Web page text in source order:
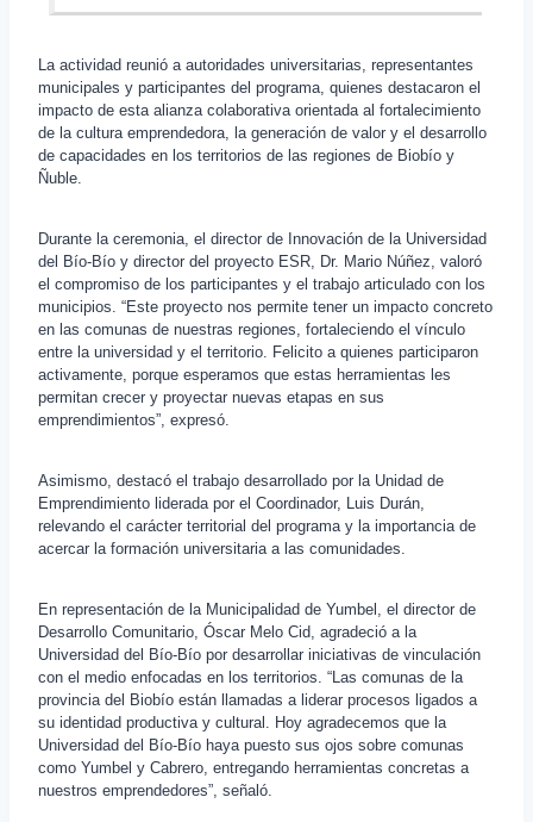
La actividad reunió a autoridades universitarias, representantes
municipales y participantes del programa, quienes destacaron el
impacto de esta alianza colaborativa orientada al fortalecimiento
de la cultura emprendedora, la generación de valor y el desarrollo
de capacidades en los territorios de las regiones de Biobío y
Ñuble.
Durante la ceremonia, el director de Innovación de la Universidad
del Bío-Bío y director del proyecto ESR, Dr. Mario Núñez, valoró
el compromiso de los participantes y el trabajo articulado con los
municipios. “Este proyecto nos permite tener un impacto concreto
en las comunas de nuestras regiones, fortaleciendo el vínculo
entre la universidad y el territorio. Felicito a quienes participaron
activamente, porque esperamos que estas herramientas les
permitan crecer y proyectar nuevas etapas en sus
emprendimientos”, expresó.
Asimismo, destacó el trabajo desarrollado por la Unidad de
Emprendimiento liderada por el Coordinador, Luis Durán,
relevando el carácter territorial del programa y la importancia de
acercar la formación universitaria a las comunidades.
En representación de la Municipalidad de Yumbel, el director de
Desarrollo Comunitario, Óscar Melo Cid, agradeció a la
Universidad del Bío-Bío por desarrollar iniciativas de vinculación
con el medio enfocadas en los territorios. “Las comunas de la
provincia del Biobío están llamadas a liderar procesos ligados a
su identidad productiva y cultural. Hoy agradecemos que la
Universidad del Bío-Bío haya puesto sus ojos sobre comunas
como Yumbel y Cabrero, entregando herramientas concretas a
nuestros emprendedores”, señaló.